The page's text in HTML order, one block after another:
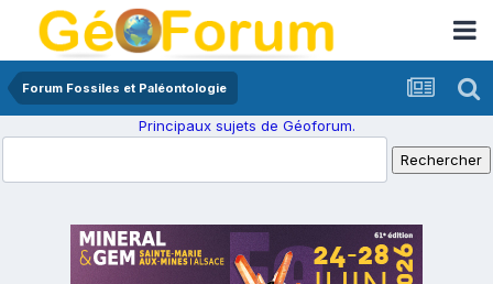
Forum Fossiles et Paléontologie
Principaux sujets de Géoforum.